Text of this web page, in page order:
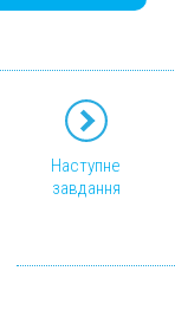
Наступне
завдання